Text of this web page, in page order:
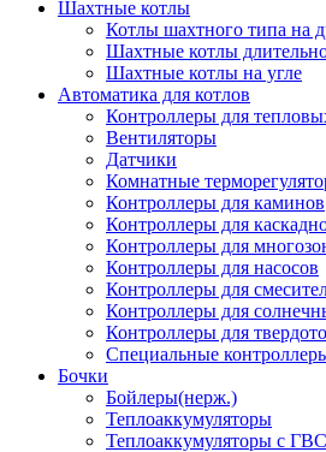
Шахтные котлы
Котлы шахтного типа на
Шахтные котлы
Шахтные котлы на угле
Автоматика для котлов
Контроллеры для
Вентиляторы
Датчики
Комнатные
Контроллеры для каминов
Контроллеры для
Контроллеры для
Контроллеры для насосов
Контроллеры для
Контроллеры для
Контроллеры для
Специальные
Бочки
Бойлеры(нерж.)
Теплоаккумуляторы
Теплоаккумуляторы с ГВС